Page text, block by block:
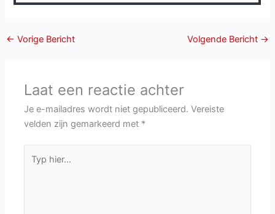
← Vorige Bericht Volgende Bericht →
Laat een reactie achter
Je e-mailadres wordt niet gepubliceerd. Vereiste
velden zijn gemarkeerd met *
hier...